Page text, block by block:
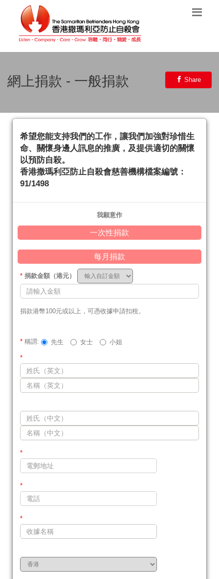
網上捐款 - 一般捐款 Share
希望您能支持我們的工作，讓我們加強對珍惜生
命、關懷身邊人訊息的推廣，及提供適切的關懷
以預防自殺。
香港撒瑪利亞防止自殺會慈善機構檔案編號：
91/1498
我願意作
一次性捐款
每月捐款
* 捐款金額（港元）
捐款港幣100元或以上，可憑收據申請扣稅。
* 稱謂: 先生 女士 小姐
*
*
*
*